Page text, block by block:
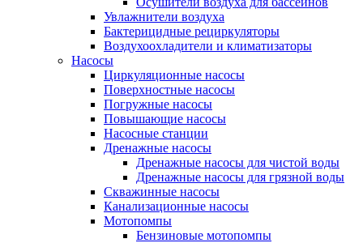
Увлажнители воздуха
Бактерицидные рециркуляторы
Воздухоохладители и климатизаторы
Насосы
Циркуляционные насосы
Поверхностные насосы
Погружные насосы
Повышающие насосы
Насосные станции
Дренажные насосы
Дренажные насосы для чистой воды
Дренажные насосы для грязной воды
Скважинные насосы
Канализационные насосы
Мотопомпы
Бензиновые мотопомпы